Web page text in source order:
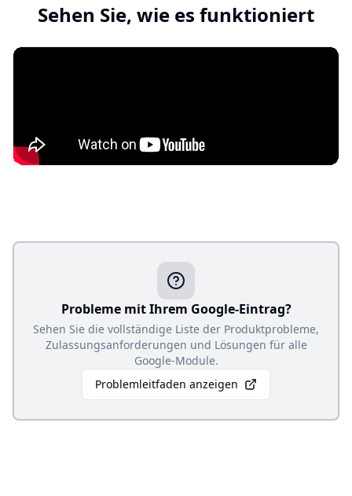
Sehen Sie, wie es funktioniert
Probleme mit Ihrem Google-Eintrag?
Sehen Sie die vollständige Liste der Produktprobleme,
Zulassungsanforderungen und Lösungen für alle
Google-Module.
Problemleitfaden anzeigen